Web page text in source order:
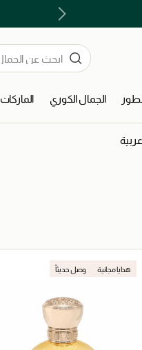
الجمال الكوري الماركات
هدايا مجانية وصل حديثاً